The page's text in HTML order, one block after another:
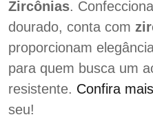
Zircônias.
dourado, conta com
proporcionam
para quem busca um
resistente. Confira
seu!